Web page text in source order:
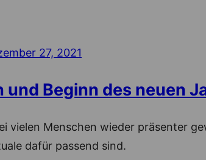
27, 2021
Beginn des neuen
vielen Menschen wieder präsenter
dafür passend sind.